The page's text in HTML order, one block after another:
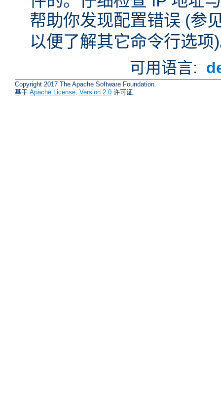
帮助你发现配置错误 (参
以便了解其它命令行选项
可用语言:
Copyright 2017 The Apache Software Foundation.
基于 Apache License, Version 2.0 许可证.